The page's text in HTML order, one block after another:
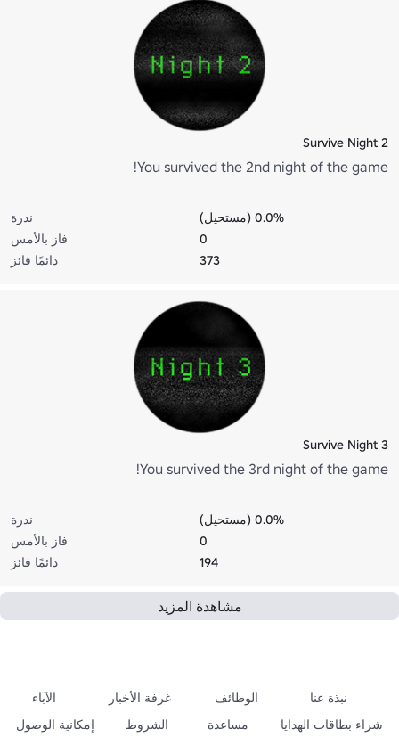
Survive Night 2
You survived the 2nd night of the game!
ندرة
0.0% (مستحيل)
فاز بالأمس
0
دائمًا فائز
373
Survive Night 3
You survived the 3rd night of the game!
ندرة
0.0% (مستحيل)
فاز بالأمس
0
دائمًا فائز
194
مشاهدة المزيد
نبذة عنا الوظائف غرفة الأخبار
الآباء
شراء بطاقات الهدايا
مساعدة الشروط
إمكانية الوصول